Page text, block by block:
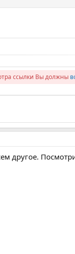
ссылки Вы должны
другое.